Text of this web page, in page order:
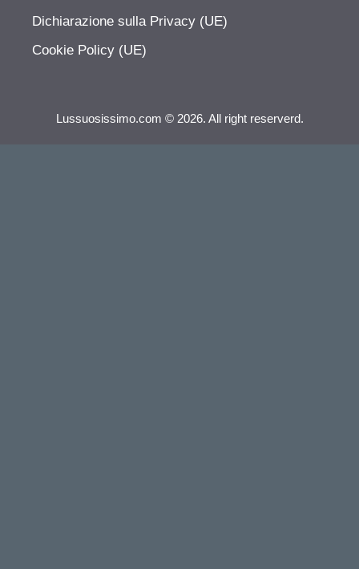
Dichiarazione sulla Privacy (UE)
Cookie Policy (UE)
Lussuosissimo.com © 2026. All right reserverd.